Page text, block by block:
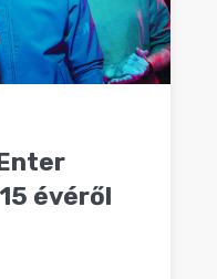
évéről